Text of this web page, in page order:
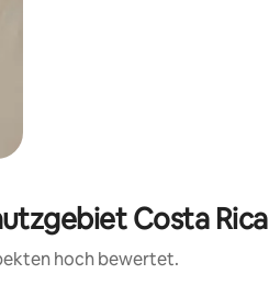
Costa Rica
hoch bewertet.